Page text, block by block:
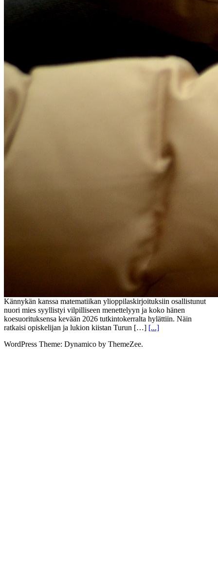
Kännykän kanssa matematiikan ylioppilaskirjoituksiin osallistunut
nuori mies syyllistyi vilpilliseen menettelyyn ja koko hänen
koesuorituksensa kevään 2026 tutkintokerralta hylättiin. Näin
ratkaisi opiskelijan ja lukion kiistan Turun […] [...]
WordPress Theme: Dynamico by ThemeZee.